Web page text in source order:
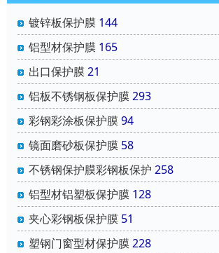
镀锌板保护膜 144
铝型材保护膜 165
出口保护膜21
铝板不锈钢板保护膜293
彩钢彩涂板保护膜94
镜面磨砂板保护膜 58
不锈钢保护膜彩钢板保护 258
铝型材铝塑板保护膜 128
夹心彩钢板保护膜 51
塑钢门窗型材保护膜228